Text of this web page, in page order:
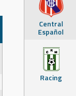
Central
Español
Racing